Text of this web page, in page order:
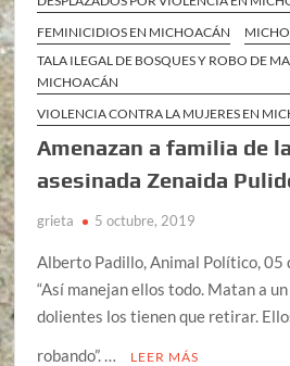
FEMINICIDIOS EN MICHOACÁN
TALA ILEGAL DE BOSQUES Y ROBO DE
MICHOACÁN
VIOLENCIA CONTRA LA MUJERES EN
Amenazan a familia de
asesinada Zenaida
grieta 5 octubre, 2019
Alberto Padillo, Animal Político, 05
“Así manejan ellos todo. Matan a
dolientes los tienen que retirar.
robando”. …
LEER MÁS